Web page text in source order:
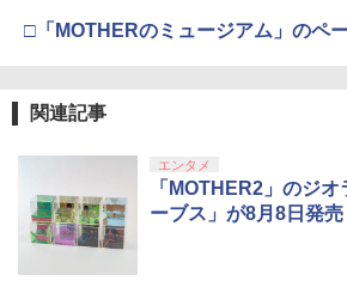
￥2,963
4
￥3,267
￥16,800
￥6,800
5
ゾンビランドサガ
￥55,491
ンラインコード版
￥9,000
トローラー ミッド
ZCT2J01)
￥10,737
4
￥2,618
ナル三方背収納ケ
(オリジナル特典:
4
劇場版「鬼滅の刃
窩座再来 完全生産
□「MOTHERのミュージアム」のペ
関連記事
エンタメ
「MOTHER2」のジ
ーブス」が8月8日発売